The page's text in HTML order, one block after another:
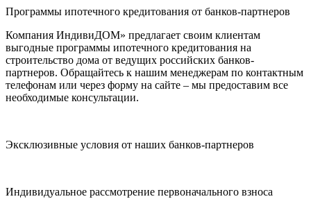
Программы ипотечного кредитования от банков-партнеров
Компания ИндивиДОМ» предлагает своим клиентам
выгодные программы ипотечного кредитования на
строительство дома от ведущих российских банков-
партнеров. Обращайтесь к нашим менеджерам по контактным
телефонам или через форму на сайте – мы предоставим все
необходимые консультации.
Эксклюзивные условия от наших банков-партнеров
Индивидуальное рассмотрение первоначального взноса